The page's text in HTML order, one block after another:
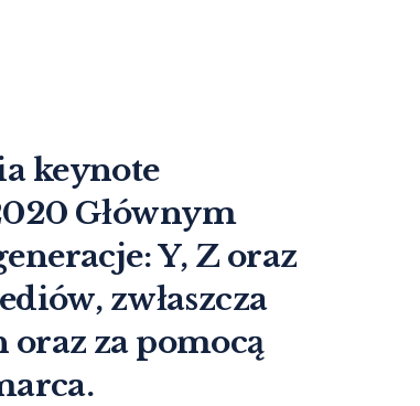
keynote
Głównym
Y, Z oraz
zwłaszcza
za pomocą